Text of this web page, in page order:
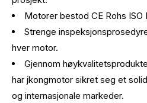
Motorer bestod CE Rohs
Strenge
hver motor.
Gjennom
har jkongmotor sikret seg et
og internasjonale markeder.